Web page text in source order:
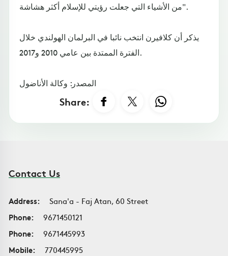
من الأشياء التي جعلت رؤيتي للإسلام أكثر هشاشة".
يذكر أن كلافيرن انتخب نائبا في البرلمان الهولندي خلال
الفترة الممتدة بين عامي 2010 و2017.
المصدر: وكالة الأناضول
Share:
Contact Us
Address:
Sana'a - Faj Atan, 60 Street
Phone:
9671450121
Phone:
9671445993
Mobile:
770445995